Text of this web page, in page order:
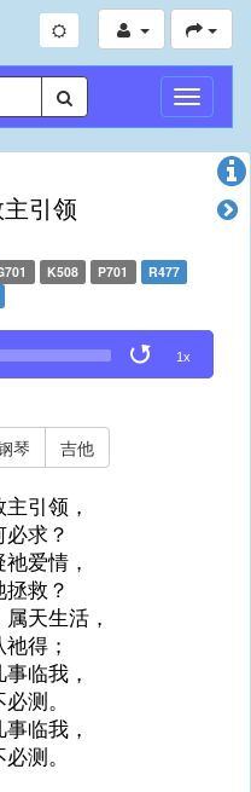
切
换
导
引领
K508 P701
R477
1x
琴 吉他
引领，
求？
爱情，
救？
天生活，
得；
临我，
测。
临我，
测。